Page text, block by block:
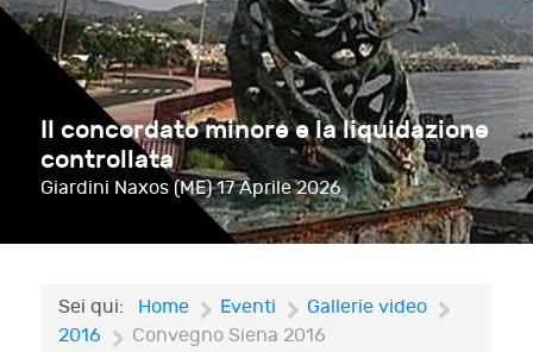
Il concordato minore e la liquidazione
controllata
Giardini Naxos (ME) 17 Aprile 2026
Sei qui: Home Eventi
Gallerie video
2016
Convegno Siena 2016